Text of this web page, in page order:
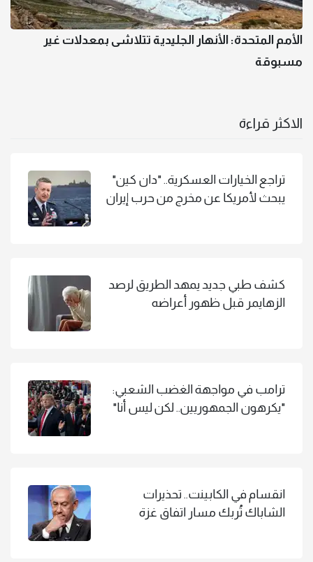
الأمم المتحدة: الأنهار الجليدية تتلاشى بمعدلات غير
مسبوقة
الاكثر قراءة
تراجع الخيارات العسكرية.. "دان كين"
يبحث لأمريكا عن مخرج من حرب إيران
كشف طبي جديد يمهد الطريق لرصد
الزهايمر قبل ظهور أعراضه
ترامب في مواجهة الغضب الشعبي:
"يكرهون الجمهوريين.. لكن ليس أنا"
انقسام في الكابينت.. تحذيرات
الشاباك تُربك مسار اتفاق غزة